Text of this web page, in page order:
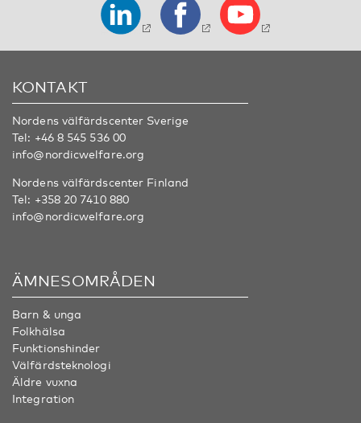
KONTAKT
Nordens välfärdscenter Sverige
Tel: +46 8 545 536 00
info@nordicwelfare.org
Nordens välfärdscenter Finland
Tel: +358 20 7410 880
info@nordicwelfare.org
ÄMNESOMRÅDEN
Barn & unga
Folkhälsa
Funktionshinder
Välfärdsteknologi
Äldre vuxna
Integration